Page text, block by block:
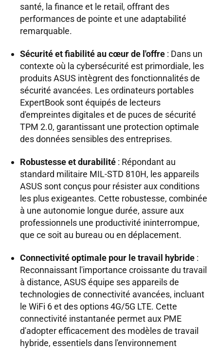
santé, la finance et le retail, offrant des
performances de pointe et une adaptabilité
remarquable.
Sécurité et fiabilité au cœur de l'offre : Dans un
contexte où la cybersécurité est primordiale, les
produits ASUS intègrent des fonctionnalités de
sécurité avancées. Les ordinateurs portables
ExpertBook sont équipés de lecteurs
d'empreintes digitales et de puces de sécurité
TPM 2.0, garantissant une protection optimale
des données sensibles des entreprises.
Robustesse et durabilité : Répondant au
standard militaire MIL-STD 810H, les appareils
ASUS sont conçus pour résister aux conditions
les plus exigeantes. Cette robustesse, combinée
à une autonomie longue durée, assure aux
professionnels une productivité ininterrompue,
que ce soit au bureau ou en déplacement.
Connectivité optimale pour le travail hybride :
Reconnaissant l'importance croissante du travail
à distance, ASUS équipe ses appareils de
technologies de connectivité avancées, incluant
le WiFi 6 et des options 4G/5G LTE. Cette
connectivité instantanée permet aux PME
d'adopter efficacement des modèles de travail
hybride, essentiels dans l'environnement